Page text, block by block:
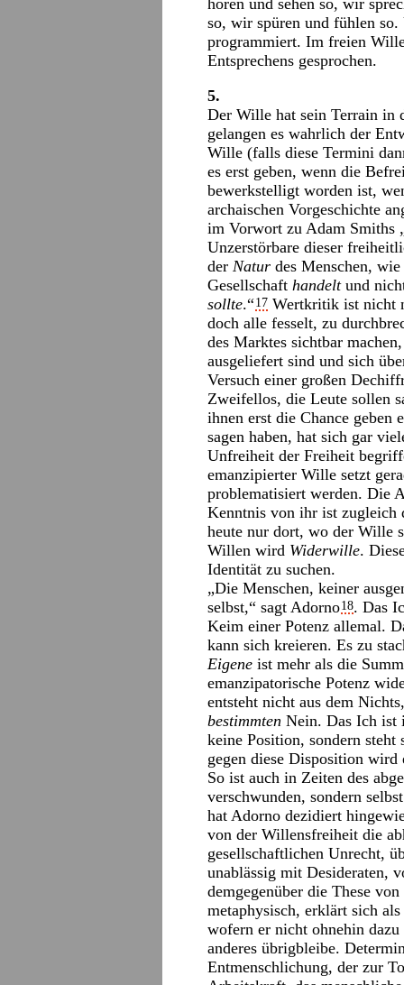
hören und sehen so, wir
so, wir spüren und fühlen
programmiert. Im freien
Entsprechens gesprochen.
5.
Der Wille hat sein Terrain in
gelangen es wahrlich der
Wille (falls diese Termini
es erst geben, wenn die
bewerkstelligt worden ist,
archaischen Vorgeschichte
im Vorwort zu Adam Smiths
Unzerstörbare dieser
der Natur des Menschen,
Gesellschaft handeltund
sollte.“17 Wertkritik ist nicht
doch alle fesselt, zu
des Marktes sichtbar
ausgeliefert sind und sich
Versuch einer großen
Zweifellos, die Leute sollen
ihnen erst die Chance geben
sagen haben, hat sich gar
Unfreiheit der Freiheit
emanzipierter Wille setzt
problematisiert werden. Die
Kenntnis von ihr ist zugleich
heute nur dort, wo der Wille
Willen wird Widerwille.
Identität zu suchen.
„Die Menschen, keiner
selbst,“ sagt Adorno18. Das
Keim einer Potenz allemal.
kann sich kreieren. Es zu
Eigene ist mehr als die
emanzipatorische Potenz
entsteht nicht aus dem
bestimmten Nein. Das Ich ist
keine Position, sondern
gegen diese Disposition wird
So ist auch in Zeiten des
verschwunden, sondern
hat Adorno dezidiert
von der Willensfreiheit die
gesellschaftlichen Unrecht,
unablässig mit Desideraten,
demgegenüber die These
metaphysisch, erklärt sich
wofern er nicht ohnehin
anderes übrigbleibe.
Entmenschlichung, der zur